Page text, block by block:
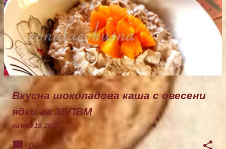
Вкусна шоколадова каша с овесени
ядки за 3БПВМ
на юни 18, 2022
0